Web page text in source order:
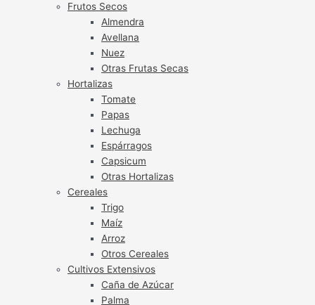
Frutos Secos
Almendra
Avellana
Nuez
Otras Frutas Secas
Hortalizas
Tomate
Papas
Lechuga
Espárragos
Capsicum
Otras Hortalizas
Cereales
Trigo
Maíz
Arroz
Otros Cereales
Cultivos Extensivos
Caña de Azúcar
Palma